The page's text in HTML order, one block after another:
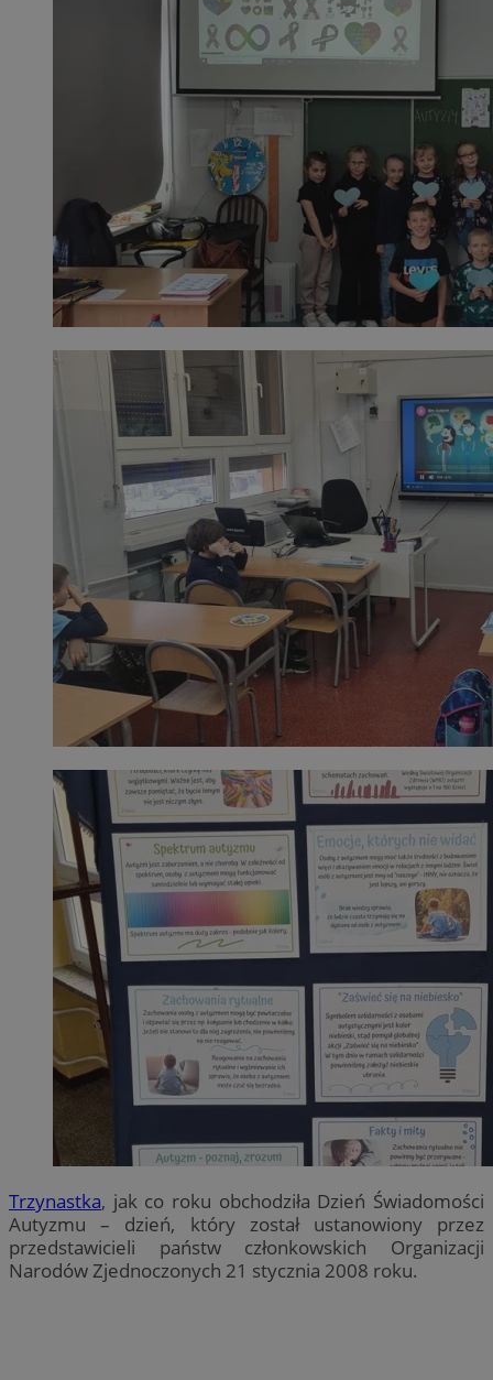
Trzynastka, jak co roku obchodziła Dzień Świadomości
Autyzmu – dzień, który został ustanowiony przez
przedstawicieli państw członkowskich Organizacji
Narodów Zjednoczonych 21 stycznia 2008 roku.